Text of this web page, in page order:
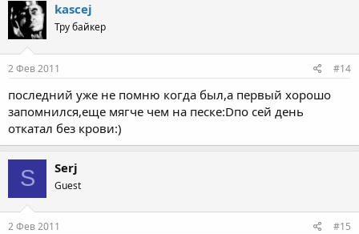
kascej
Тру байкер
2 Фев 2011 #14
последний уже не помню когда был,а первый хорошо
запомнился,еще мягче чем на песке:Dпо сей день
откатал без крови:)
S Serj
Guest
2 Фев 2011 #15